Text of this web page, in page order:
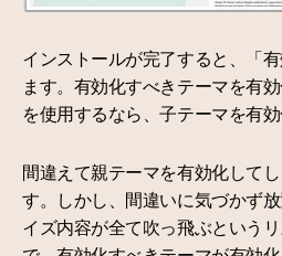
インストールが完了すると、「
ます。有効化すべきテーマを有
を使用するなら、子テーマを有効
間違えて親テーマを有効化して
す。しかし、間違いに気づかず
イズ内容が全て吹っ飛ぶという